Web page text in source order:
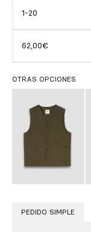
1-20
62,00€
OTRAS OPCIONES
PEDIDO SIMPLE